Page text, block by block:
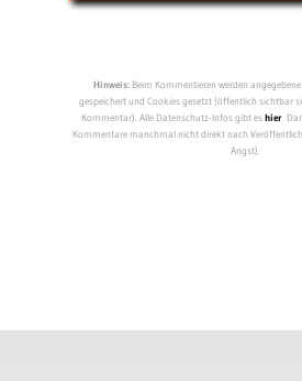
Hinweis:Beim Kommentieren werden angegebene
gespeichert und Cookies gesetzt (öffentlich sichtbar
Kommentar). Alle Datenschutz-Infos gibt eshier.
Kommentare manchmal nicht direkt nach
Angst).